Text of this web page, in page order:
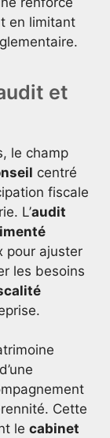
en limitant
et
le champ
centré
fiscale
L’audit
pour ajuster
les besoins
Cette
le cabinet